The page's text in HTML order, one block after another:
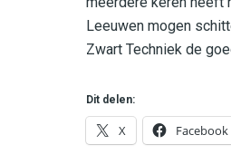
Leeuwen mogen
Zwart Techniek de
Dit delen:
X Facebook